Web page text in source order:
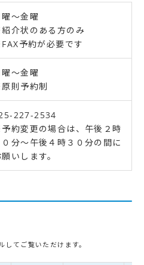
曜～金曜
介状のある方のみ
予約が必要です
曜～金曜
則予約制
227-2534
約変更の場合は、午後２時
０分～午後４時３０分の間に
願いします。
してご覧いただけます。